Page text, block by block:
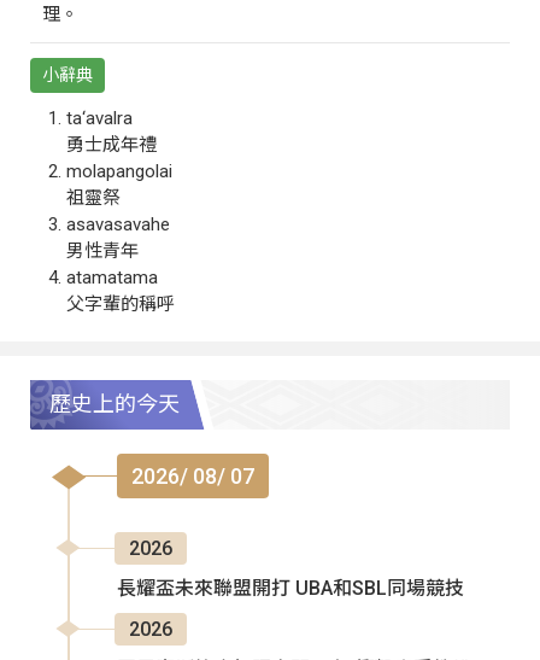
理。
小辭典
ta‘avalra
勇士成年禮
molapangolai
祖靈祭
asavasavahe
男性青年
atamatama
父字輩的稱呼
歷史上的今天
2026/ 08/ 07
2026
長耀盃未來聯盟開打 UBA和SBL同場競技
2026